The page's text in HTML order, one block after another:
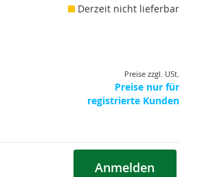
Derzeit nicht lieferbar
Preise zzgl. USt.
Preise nur für
registrierte Kunden
Anmelden